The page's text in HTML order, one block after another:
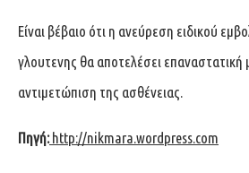
Είναι βέβαιο ότι η ανεύρεση ειδικού
γλουτενης θα αποτελέσει
αντιμετώπιση της ασθένειας.
Πηγή: http://nikmara.wordpress.com